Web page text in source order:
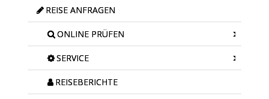
REISE ANFRAGEN
ONLINE PRÜFEN
SERVICE
REISEBERICHTE